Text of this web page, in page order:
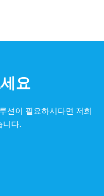
요
션이 필요하시다면 저희
니다.